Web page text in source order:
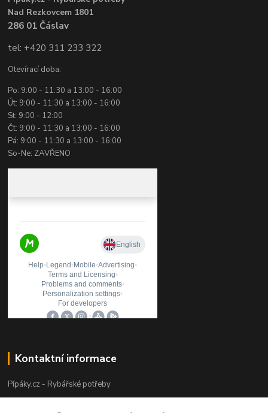
Nad Rezkovcem 1801
286 01 Čáslav
tel: +420 311 233 322
Otevírací doba:
Po: 9:00 - 11:30 a 13:00 - 16:00
Út: 9:00 - 11:30 a 13:00 - 16:00
St: 9:00 - 12:00
Čt: 9:00 - 11:30 a 13:00 - 16:00
Pá: 9:00 - 11:30 a 13:00 - 16:00
So-Ne: ZAVŘENO
Kontaktní informace
Pípáky.cz - Rybářské potřeby